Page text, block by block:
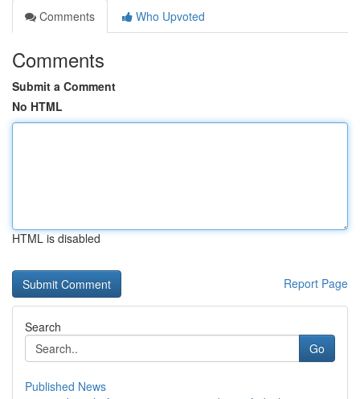
Comments
Who Upvoted
Comments
Submit a Comment
No HTML
HTML is disabled
Report Page
Search
Go
Published News